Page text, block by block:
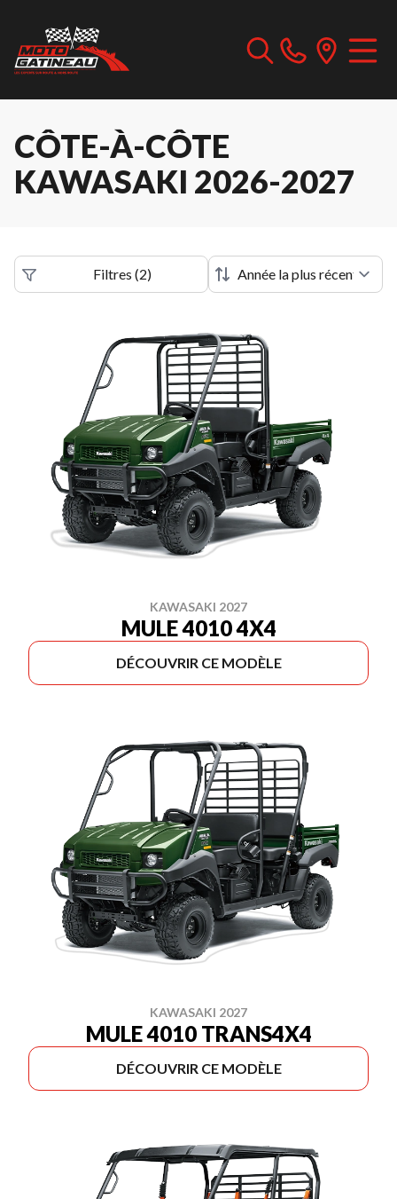
CÔTE-À-CÔTE
KAWASAKI 2026-2027
Filtres (2)
KAWASAKI 2027
MULE 4010 4X4
DÉCOUVRIR CE MODÈLE
KAWASAKI 2027
MULE 4010 TRANS4X4
DÉCOUVRIR CE MODÈLE